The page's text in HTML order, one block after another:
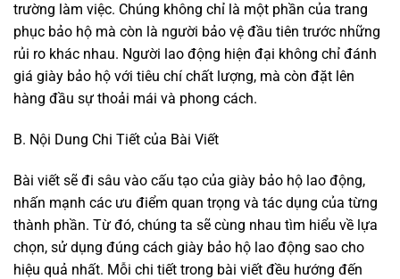
trường làm việc. Chúng không chỉ là một phần của trang
phục bảo hộ mà còn là người bảo vệ đầu tiên trước những
rủi ro khác nhau. Người lao động hiện đại không chỉ đánh
giá giày bảo hộ với tiêu chí chất lượng, mà còn đặt lên
hàng đầu sự thoải mái và phong cách.
B. Nội Dung Chi Tiết của Bài Viết
Bài viết sẽ đi sâu vào cấu tạo của giày bảo hộ lao động,
nhấn mạnh các ưu điểm quan trọng và tác dụng của từng
thành phần. Từ đó, chúng ta sẽ cùng nhau tìm hiểu về lựa
chọn, sử dụng đúng cách giày bảo hộ lao động sao cho
hiệu quả nhất. Mỗi chi tiết trong bài viết đều hướng đến